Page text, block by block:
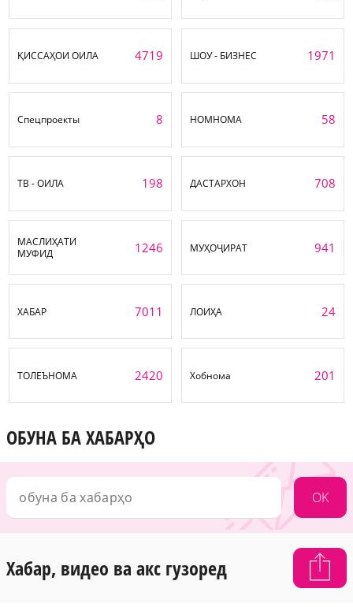
ҚИССАҲОИ ОИЛА 4719 ШОУ - БИЗНЕС 1971
Спецпроекты 8 НОМНОМА 58
ТВ - ОИЛА 198 ДАСТАРХОН 708
МАСЛИҲАТИ
МУФИД
1246 МУҲОҶИРАТ 941
ХАБАР 7011 ЛОИҲА 24
ТОЛЕЪНОМА 2420 Хобнома 201
ОБУНА БА ХАБАРҲО
OK
Хабар, видео ва акс гузоред